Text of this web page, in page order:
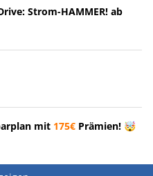
Strom-HAMMER! ab
mit 175€ Prämien! 🤯